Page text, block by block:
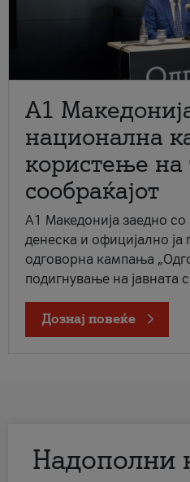
A1
национална
користење на
сообраќајот
A1 Македонија заедно
денеска и официјално
одговорна кампања
подигнување на јавната
Дознај повеќе
Надополни